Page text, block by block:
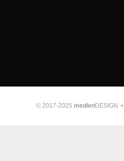
© 2017-2025 medienDESIGN